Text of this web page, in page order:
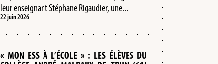
leur enseignant Stéphane Rigaudier, une...
22 juin 2026
« MON ESS À L’ÉCOLE » : LES ÉLÈVES DU